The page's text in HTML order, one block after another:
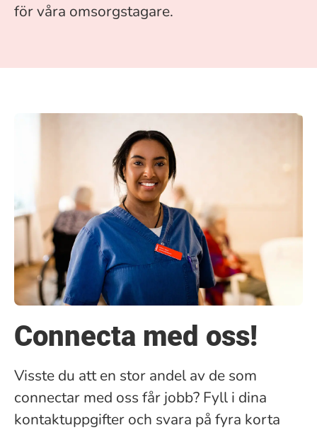
för våra omsorgstagare.
Connecta med oss!
Visste du att en stor andel av de som
connectar med oss får jobb? Fyll i dina
kontaktuppgifter och svara på fyra korta